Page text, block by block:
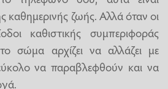
καθημερινής ζωής. Αλλά όταν οι
καθιστικής συμπεριφοράς
σώμα αρχίζει να αλλάζει με
να παραβλεφθούν και να